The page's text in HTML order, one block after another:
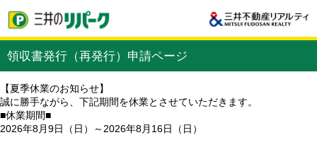
領収書発行（再発行）申請ページ
【夏季休業のお知らせ】
誠に勝手ながら、下記期間を休業とさせていただきます。
■休業期間■
2026年8月9日（日）～2026年8月16日（日）